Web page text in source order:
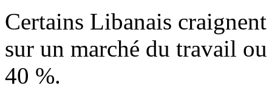
Certains Libanais
sur un marché du travail
40 %.